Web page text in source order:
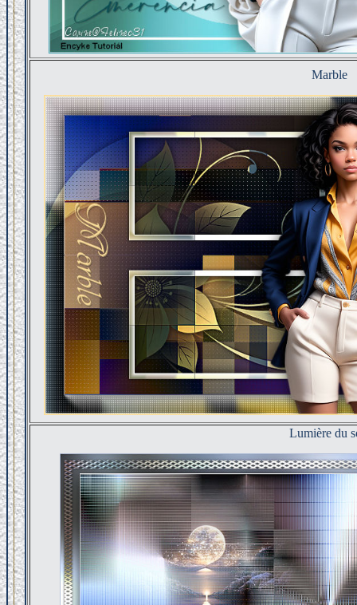
Marble
Lumière du